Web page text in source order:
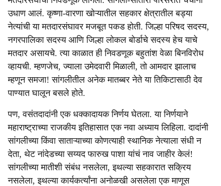
उधाण आलं. कृष्णा-वारणा खोऱ्यातील सहकार क्षेत्रातील बड्या
नेत्यांची या मतदारसंघावर मजबूत पकड होती. जिल्हा परिषद सदस्य,
नगरपालिका सदस्य आणि जिल्हा लोकल बोर्डाचे सदस्य हेच याचे
मतदार असायचे. त्या काळात ही निवडणूक बहुतांश वेळा बिनविरोध
व्हायची. म्हणजेच, ज्याला उमेदवारी मिळाली, तो आमदार झालाच
म्हणून समजा! सांगलीतील अनेक मातब्बर नेते या तिकिटासाठी देव
पाण्यात घालून बसले होते.
पण, वसंतदादांनी एक धक्कादायक निर्णय घेतला. या निर्णयाने
महाराष्ट्राच्या राजकीय इतिहासात एक नवा अध्याय लिहिला. दादांनी
सांगलीच्या किंवा साताऱ्याच्या कोणत्याही स्थानिक नेत्याला संधी न
देता, थेट नांदेडच्या सय्यद फारुख पाशा यांचं नाव जाहीर केलं!
सांगलीच्या मातीशी संबंध नसलेला, इथल्या सहकारात सक्रिय
नसलेला, इथल्या कार्यकर्त्यांना अनोळखी असलेला एक माणूस